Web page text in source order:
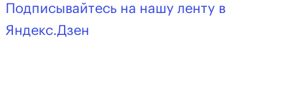
Подписывайтесь на нашу ленту в
Яндекс.Дзен